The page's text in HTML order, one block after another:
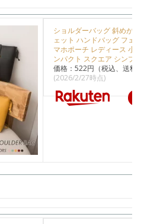
ショルダーバッグ 斜めがけ
ェット ハンドバッグ フェ
マホポーチ レディース 小
ンパクト スクエア シンプル
価格：522円（税込、送料
(2026/2/27時点)